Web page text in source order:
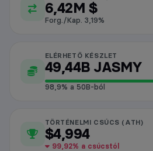
6,42M $
Forg./Kap. 3,19%
ELÉRHETŐ KÉSZLET
49,44B JASMY
98,9% a 50B-ból
TÖRTÉNELMI CSÚCS (ATH)
$4,994
99,92% a csúcstól